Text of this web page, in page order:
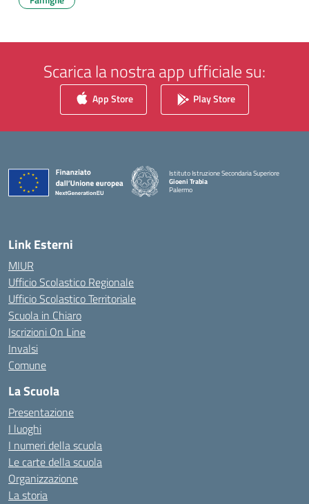
Scarica la nostra app ufficiale su:
App Store Play Store
Istituto Istruzione Secondaria Superiore
Gioeni Trabia
Palermo
Link Esterni
MIUR
Ufficio Scolastico Regionale
Ufficio Scolastico Territoriale
Scuola in Chiaro
Iscrizioni On Line
Invalsi
Comune
La Scuola
Presentazione
I luoghi
I numeri della scuola
Le carte della scuola
Organizzazione
La storia